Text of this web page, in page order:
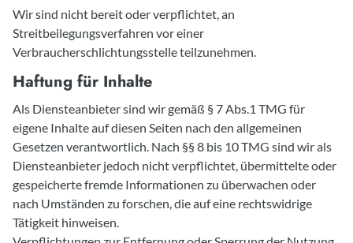
Wir sind nicht bereit oder verpflichtet, an
Streitbeilegungsverfahren vor einer
Verbraucherschlichtungsstelle teilzunehmen.
Haftung für Inhalte
Als Diensteanbieter sind wir gemäß § 7 Abs.1 TMG für
eigene Inhalte auf diesen Seiten nach den allgemeinen
Gesetzen verantwortlich. Nach §§ 8 bis 10 TMG sind wir als
Diensteanbieter jedoch nicht verpflichtet, übermittelte oder
gespeicherte fremde Informationen zu überwachen oder
nach Umständen zu forschen, die auf eine rechtswidrige
Tätigkeit hinweisen.